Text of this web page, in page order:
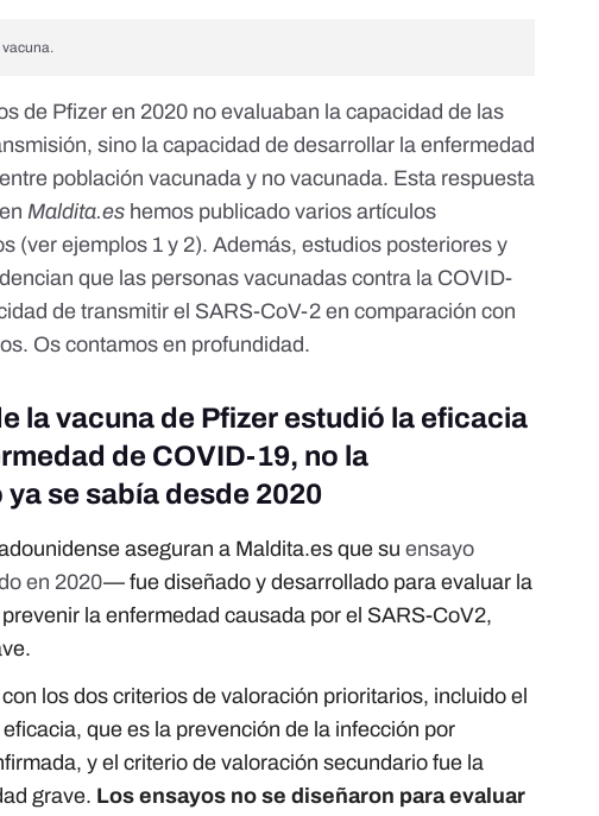
de Pfizer en 2020 no evaluaban la capacidad de las
sino la capacidad de desarrollar la enfermedad
población vacunada y no vacunada. Esta respuesta
enMaldita.es hemos publicado varios artículos
(ver ejemplos 1 y 2). Además, estudios posteriores y
que las personas vacunadas contra la COVID-
de transmitir el SARS-CoV-2 en comparación con
Os contamos en profundidad.
la vacuna de Pfizer estudió la eficacia
de COVID-19, no la
se sabía desde 2020
aseguran a Maldita.es que suensayo
en 2020— fue diseñado y desarrollado para evaluar la
la enfermedad causada por el SARS-CoV2,
los dos criterios de valoración prioritarios, incluido el
que es la prevención de la infección por
y el criterio de valoración secundario fue la
grave. Los ensayos no se diseñaron para evaluar